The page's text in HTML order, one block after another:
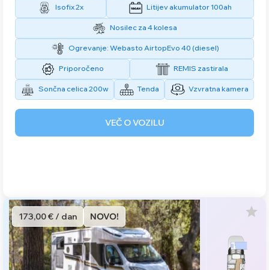
Isofix 2x Litijev akumulator 100ah
Nosilec za 4 kolesa
Ogrevanje: Webasto AirtopEvo 40 (diesel)
Priporočeno REMIS zastirala
Sončna celica 200w Tenda Vzvratna kamera
VEČ O VOZILU
173,00 € / dan NOVO!